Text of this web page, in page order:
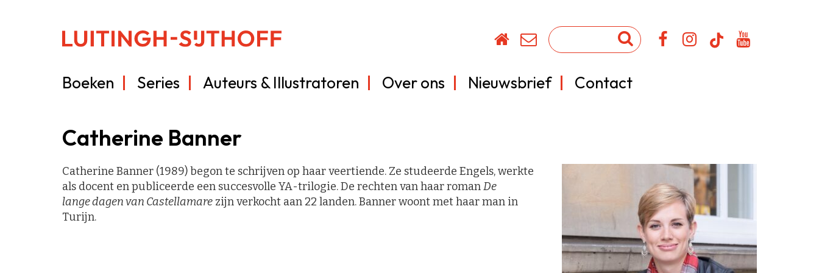
Boeken Series Auteurs & Illustratoren Over ons Nieuwsbrief Contact
Catherine Banner
Catherine Banner (1989) begon te schrijven op haar veertiende. Ze studeerde Engels, werkte
als docent en publiceerde een succesvolle YA-trilogie. De rechten van haar romanDe
langedagen van Castellamare zijn verkocht aan 22 landen. Banner woont met haar man in
Turijn.